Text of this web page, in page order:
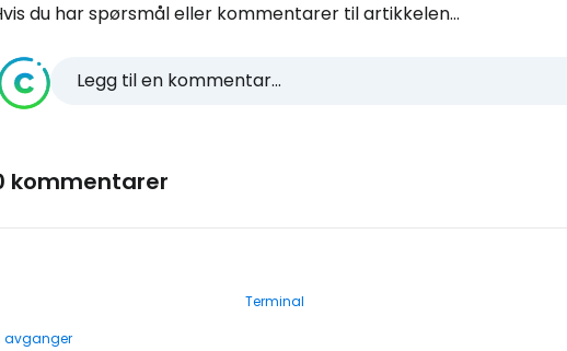
du har spørsmål eller kommentarer til artikkelen...
Legg til en kommentar...
kommentarer
Terminal
avganger